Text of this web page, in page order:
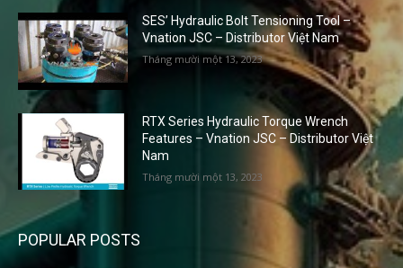
SES’ Hydraulic Bolt Tensioning Tool –
Vnation JSC – Distributor Việt Nam
Tháng mười một 13, 2023
RTX Series Hydraulic Torque Wrench
Features – Vnation JSC – Distributor Việt
Nam
Tháng mười một 13, 2023
POPULAR POSTS